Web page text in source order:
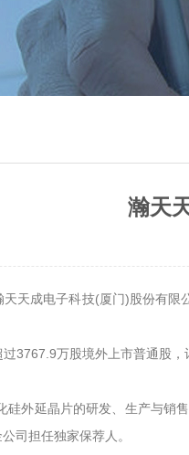
瀚天
天成电子科技(厦门)股份有
3767.9万股境外上市普通股
硅外延晶片的研发、生产与销
司担任独家保荐人。